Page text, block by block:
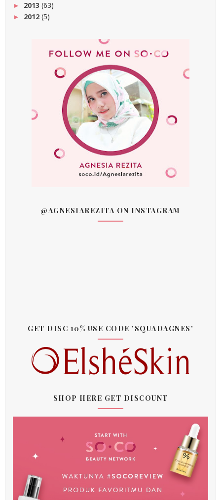
► 2013 (63)
► 2012 (5)
@AGNESIAREZITA ON INSTAGRAM
GET DISC 10% USE CODE 'SQUADAGNES'
SHOP HERE GET DISCOUNT